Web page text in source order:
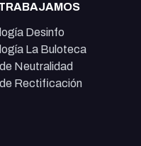
Desinfo
La Buloteca
Neutralidad
Rectificación